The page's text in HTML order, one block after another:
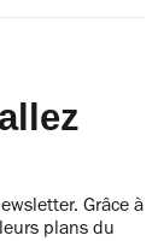
Grâce à
plans du